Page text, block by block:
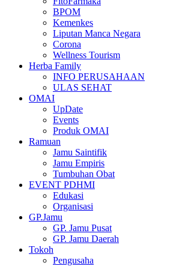
BPOM
Kemenkes
Liputan Manca Negara
Corona
Wellness Tourism
Herba Family
INFO PERUSAHAAN
ULAS SEHAT
OMAI
UpDate
Events
Produk OMAI
Ramuan
Jamu Saintifik
Jamu Empiris
Tumbuhan Obat
EVENT PDHMI
Edukasi
Organisasi
GP.Jamu
GP. Jamu Pusat
GP. Jamu Daerah
Tokoh
Pengusaha